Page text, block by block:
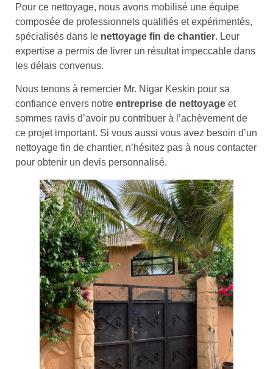
Pour ce nettoyage, nous avons mobilisé une équipe
composée de professionnels qualifiés et expérimentés,
spécialisés dans le nettoyage fin de chantier. Leur
expertise a permis de livrer un résultat impeccable dans
les délais convenus.
Nous tenons à remercier Mr. Nigar Keskin pour sa
confiance envers notre entreprise de nettoyage et
sommes ravis d’avoir pu contribuer à l’achèvement de
ce projet important. Si vous aussi vous avez besoin d’un
nettoyage fin de chantier, n’hésitez pas à nous contacter
pour obtenir un devis personnalisé.